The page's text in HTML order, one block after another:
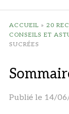
ACCUEIL » 20
CONSEILS ET
SUCRÉES
Publié le 14/